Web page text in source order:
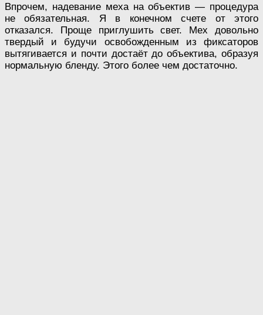
Впрочем, надевание меха на объектив — процедура
не обязательная. Я в конечном счете от этого
отказался. Проще приглушить свет. Мех довольно
твердый и будучи освобожденным из фиксаторов
вытягивается и почти достаёт до объектива, образуя
нормальную бленду. Этого более чем достаточно.